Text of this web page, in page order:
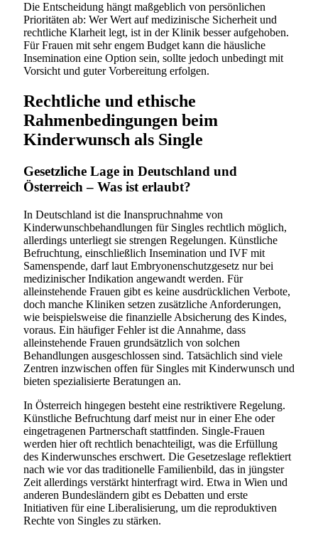
Die Entscheidung hängt maßgeblich von persönlichen
Prioritäten ab: Wer Wert auf medizinische Sicherheit und
rechtliche Klarheit legt, ist in der Klinik besser aufgehoben.
Für Frauen mit sehr engem Budget kann die häusliche
Insemination eine Option sein, sollte jedoch unbedingt mit
Vorsicht und guter Vorbereitung erfolgen.
Rechtliche und ethische
Rahmenbedingungen beim
Kinderwunsch als Single
Gesetzliche Lage in Deutschland und
Österreich – Was ist erlaubt?
In Deutschland ist die Inanspruchnahme von
Kinderwunschbehandlungen für Singles rechtlich möglich,
allerdings unterliegt sie strengen Regelungen. Künstliche
Befruchtung, einschließlich Insemination und IVF mit
Samenspende, darf laut Embryonenschutzgesetz nur bei
medizinischer Indikation angewandt werden. Für
alleinstehende Frauen gibt es keine ausdrücklichen Verbote,
doch manche Kliniken setzen zusätzliche Anforderungen,
wie beispielsweise die finanzielle Absicherung des Kindes,
voraus. Ein häufiger Fehler ist die Annahme, dass
alleinstehende Frauen grundsätzlich von solchen
Behandlungen ausgeschlossen sind. Tatsächlich sind viele
Zentren inzwischen offen für Singles mit Kinderwunsch und
bieten spezialisierte Beratungen an.
In Österreich hingegen besteht eine restriktivere Regelung.
Künstliche Befruchtung darf meist nur in einer Ehe oder
eingetragenen Partnerschaft stattfinden. Single-Frauen
werden hier oft rechtlich benachteiligt, was die Erfüllung
des Kinderwunsches erschwert. Die Gesetzeslage reflektiert
nach wie vor das traditionelle Familienbild, das in jüngster
Zeit allerdings verstärkt hinterfragt wird. Etwa in Wien und
anderen Bundesländern gibt es Debatten und erste
Initiativen für eine Liberalisierung, um die reproduktiven
Rechte von Singles zu stärken.